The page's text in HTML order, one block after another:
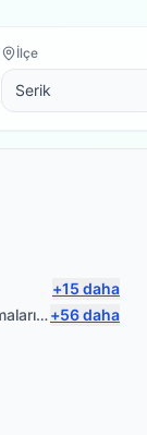
İlçe
+15 daha
,El Fizyoterapisi
+56daha